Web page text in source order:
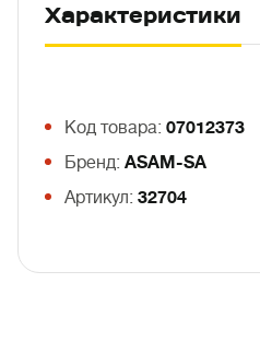
Характеристики
Код товара: 07012373
Бренд: ASAM-SA
Артикул: 32704